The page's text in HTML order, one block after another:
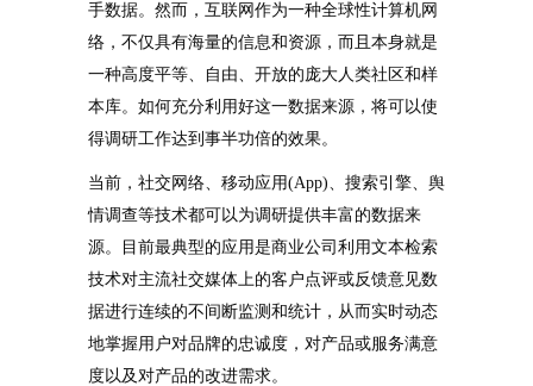
手数据。然而，互联网作为一种全球性计算机网
络，不仅具有海量的信息和资源，而且本身就是
一种高度平等、自由、开放的庞大人类社区和样
本库。如何充分利用好这一数据来源，将可以使
得调研工作达到事半功倍的效果。
当前，社交网络、移动应用(App)、搜索引擎、舆
情调查等技术都可以为调研提供丰富的数据来
源。目前最典型的应用是商业公司利用文本检索
技术对主流社交媒体上的客户点评或反馈意见数
据进行连续的不间断监测和统计，从而实时动态
地掌握用户对品牌的忠诚度，对产品或服务满意
度以及对产品的改进需求。